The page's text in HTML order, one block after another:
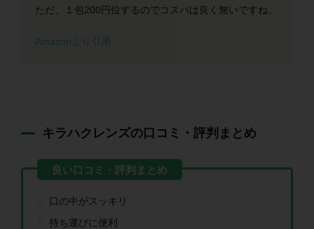
ただ、１包200円位するのでコスパは良く無いですね。
Amazonより引用
キラハクレンズの口コミ・評判まとめ
口の中がスッキリ
持ち運びに便利